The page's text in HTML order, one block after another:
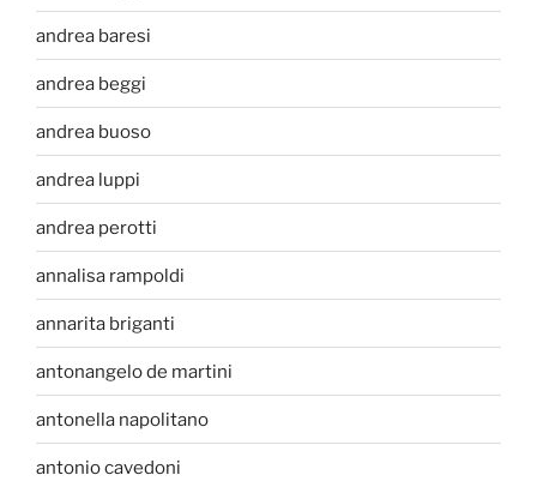
andrea baresi
andrea beggi
andrea buoso
andrea luppi
andrea perotti
annalisa rampoldi
annarita briganti
antonangelo de martini
antonella napolitano
antonio cavedoni